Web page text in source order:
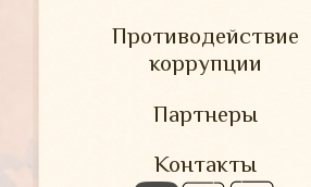
Противодействие
коррупции
Партнеры
Контакты